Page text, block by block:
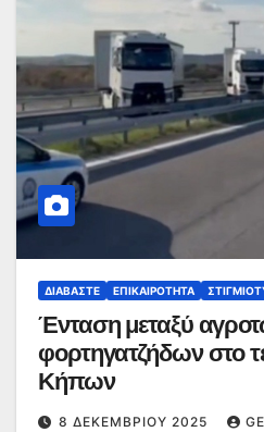
ΔΙΑΒΆΣΤΕ ΕΠΙΚΑΙΡΌΤΗΤΑ
Ένταση μεταξύ
φορτηγατζήδων στο
Κήπων
8 ΔΕΚΕΜΒΡΊΟΥ 2025